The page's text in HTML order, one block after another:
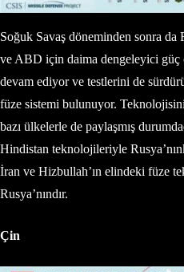
Soğuk Savaş döneminden sonra da
ve ABD için daima dengeleyici
devam ediyor ve testlerini de
füze sistemi bulunuyor.
bazı ülkelerle de paylaşmış
Hindistan teknolojileriyle
İran ve Hizbullah’ın elindeki füze
Rusya’nındır.
Çin